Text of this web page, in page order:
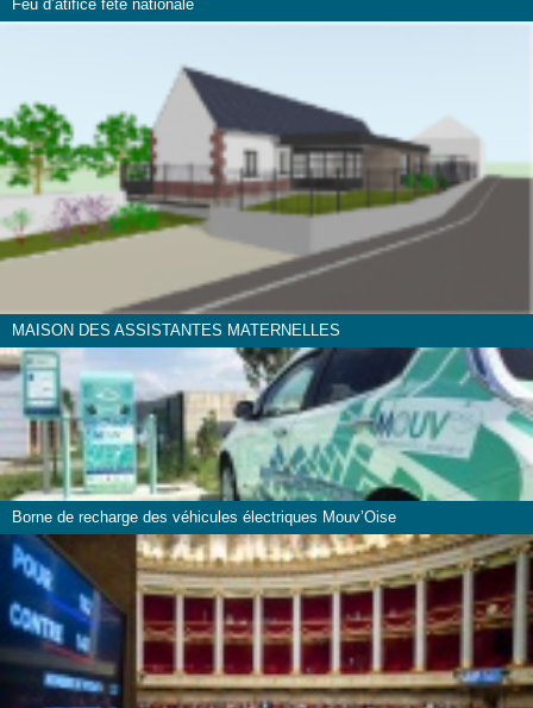
Feu d’atifice fête nationale
MAISON DES ASSISTANTES MATERNELLES
Borne de recharge des véhicules électriques Mouv’Oise